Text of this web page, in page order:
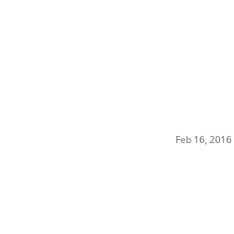
Feb 16, 2016